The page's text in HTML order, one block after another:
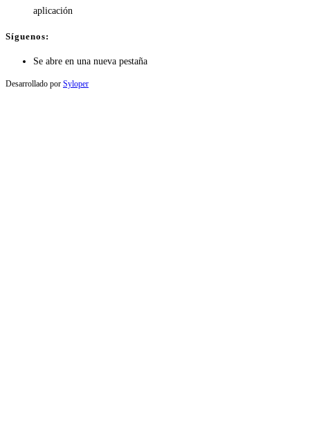
aplicación
Síguenos:
Se abre en una nueva pestaña
Desarrollado por Syloper